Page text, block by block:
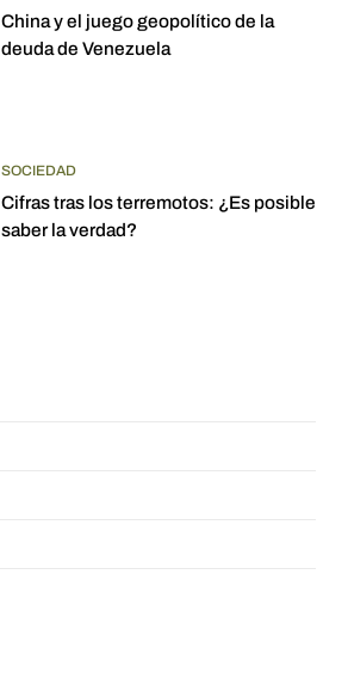
China y el juego geopolítico de la
deuda de Venezuela
SOCIEDAD
Cifras tras los terremotos: ¿Es posible
saber la verdad?